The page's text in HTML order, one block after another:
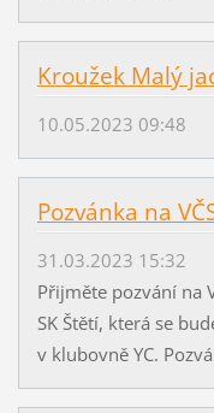
Kroužek Malý
10.05.2023 09:48
Pozvánka na
31.03.2023 15:32
Přijměte pozvání na
SK Štětí, která se
v klubovně YC.